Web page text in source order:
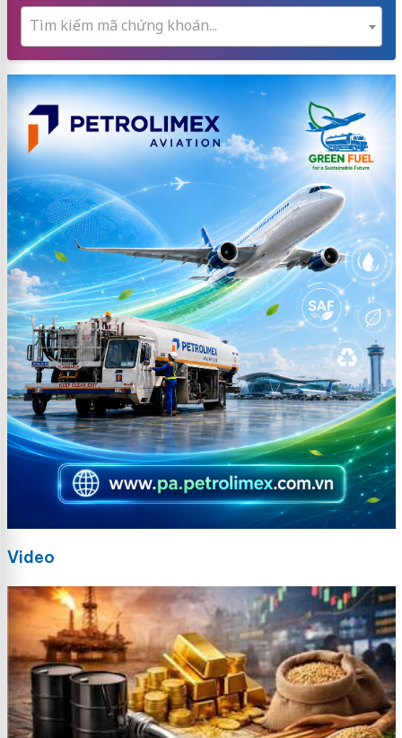
Tìm kiếm mã chứng khoán...
Video